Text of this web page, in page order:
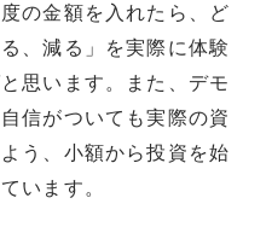
の金額を入れたら、ど
、減る」を実際に体験
思います。また、デモ
信がついても実際の資
う、小額から投資を始
います。